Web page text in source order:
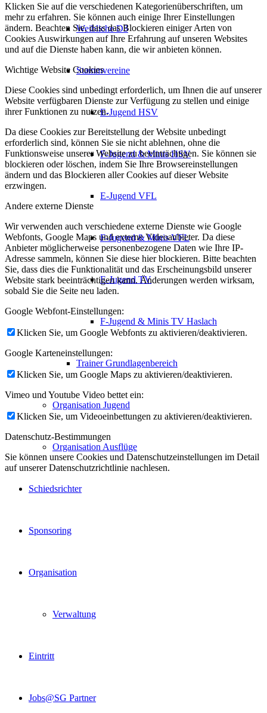
Weibliche D3
Stammvereine
E-Jugend HSV
F-Jugend & Minis HSV
E-Jugend VFL
F-Jugend & Minis VFL
E-Jugend TV
F-Jugend & Minis TV Haslach
Trainer Grundlagenbereich
Organisation Jugend
Organisation Ausflüge
Schiedsrichter
Sponsoring
Organisation
Verwaltung
Eintritt
Jobs@SG Partner
Klicken Sie auf die verschiedenen Kategorienüberschriften, um
mehr zu erfahren. Sie können auch einige Ihrer Einstellungen
ändern. Beachten Sie, dass das Blockieren einiger Arten von
Cookies Auswirkungen auf Ihre Erfahrung auf unseren Websites
und auf die Dienste haben kann, die wir anbieten können.
Wichtige Website Cookies
Diese Cookies sind unbedingt erforderlich, um Ihnen die auf unserer
Website verfügbaren Dienste zur Verfügung zu stellen und einige
ihrer Funktionen zu nutzen.
Da diese Cookies zur Bereitstellung der Website unbedingt
erforderlich sind, können Sie sie nicht ablehnen, ohne die
Funktionsweise unserer Website zu beeinträchtigen. Sie können sie
blockieren oder löschen, indem Sie Ihre Browsereinstellungen
ändern und das Blockieren aller Cookies auf dieser Website
erzwingen.
Andere externe Dienste
Wir verwenden auch verschiedene externe Dienste wie Google
Webfonts, Google Maps und externe Videoanbieter. Da diese
Anbieter möglicherweise personenbezogene Daten wie Ihre IP-
Adresse sammeln, können Sie diese hier blockieren. Bitte beachten
Sie, dass dies die Funktionalität und das Erscheinungsbild unserer
Website stark beeinträchtigen kann. Änderungen werden wirksam,
sobald Sie die Seite neu laden.
Google Webfont-Einstellungen:
Klicken Sie, um Google Webfonts zu aktivieren/deaktivieren.
Google Karteneinstellungen:
Klicken Sie, um Google Maps zu aktivieren/deaktivieren.
Vimeo und Youtube Video bettet ein:
Klicken Sie, um Videoeinbettungen zu aktivieren/deaktivieren.
Datenschutz-Bestimmungen
Sie können unsere Cookies und Datenschutzeinstellungen im Detail
auf unserer Datenschutzrichtlinie nachlesen.